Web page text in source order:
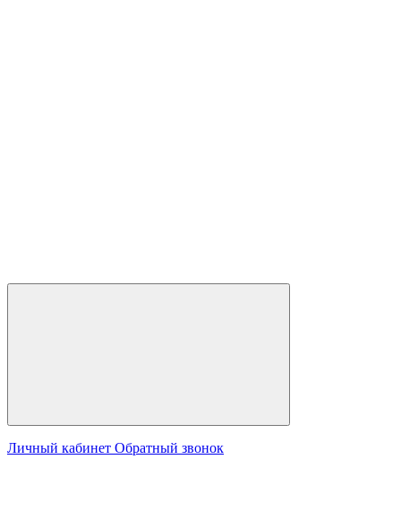
Личный кабинет Обратный звонок